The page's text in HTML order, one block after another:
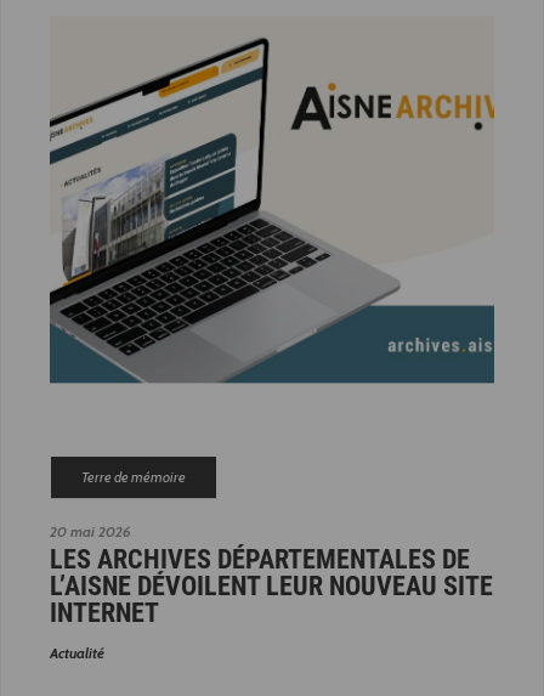
20 mai 2026
Terre de mémoire
LES ARCHIVES DÉPARTEMENTALES DE
L’AISNE DÉVOILENT LEUR NOUVEAU SITE
INTERNET
Actualité